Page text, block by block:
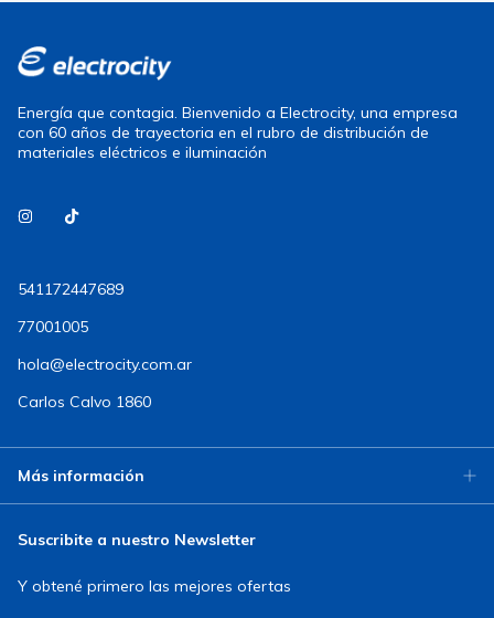
Energía que contagia. Bienvenido a Electrocity, una empresa
con 60 años de trayectoria en el rubro de distribución de
materiales eléctricos e iluminación
541172447689
77001005
hola@electrocity.com.ar
Carlos Calvo 1860
Más información
Suscribite a nuestro Newsletter
Y obtené primero las mejores ofertas